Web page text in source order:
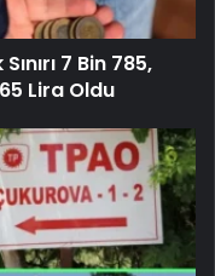
7 Bin 785,
Lira Oldu